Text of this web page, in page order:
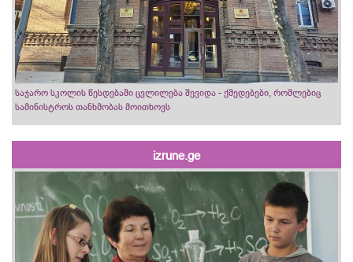
საჯარო სკოლის წესდებაში ცვლილება შევიდა - ქმედებები, რომლებიც
სამინისტროს თანხმობას მოითხოვს
izrune.ge